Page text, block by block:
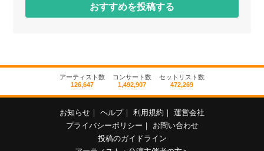
おすすめを投稿する
アーティスト数
126,647
コンサート数
1,492,907
セットリスト数
472,269
お知らせ ｜ ヘルプ｜ 利用規約 ｜ 運営会社
プライバシーポリシー ｜
お問い合わせ
投稿のガイドライン